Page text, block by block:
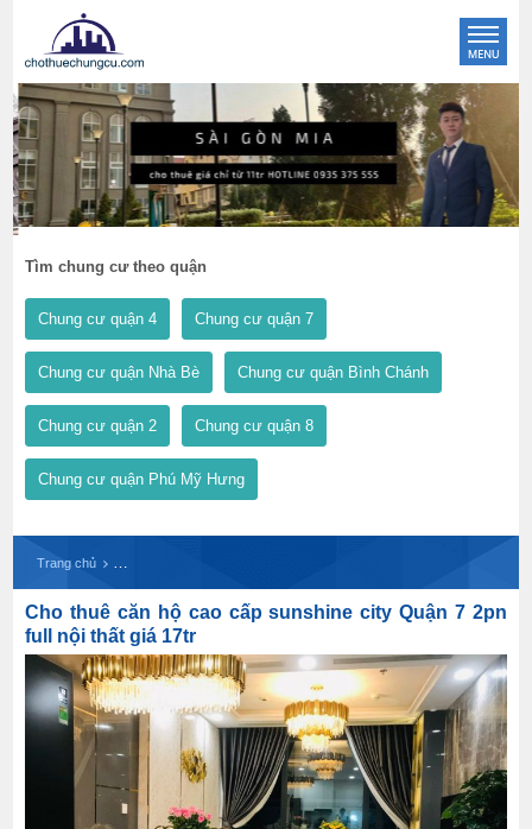
Tìm chung cư theo quận
Chung cư quận 4 Chung cư quận 7
Chung cư quận Nhà Bè Chung cư quận Bình Chánh
Chung cư quận 2 Chung cư quận 8
Chung cư quận Phú Mỹ Hưng
Trang chủ
Cho thuê căn hộ cao cấp sunshine city Quận 7 2pn
full nội thất giá 17tr